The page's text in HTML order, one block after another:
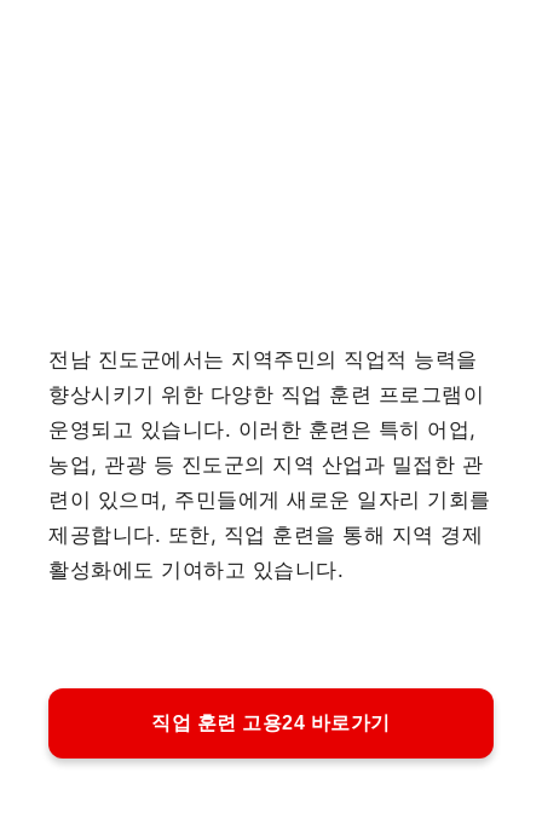
전남 진도군에서는 지역주민의 직업적 능력을
향상시키기 위한 다양한 직업 훈련 프로그램이
운영되고 있습니다. 이러한 훈련은 특히 어업,
농업, 관광 등 진도군의 지역 산업과 밀접한 관
련이 있으며, 주민들에게 새로운 일자리 기회를
제공합니다. 또한, 직업 훈련을 통해 지역 경제
활성화에도 기여하고 있습니다.
직업 훈련 고용24 바로가기